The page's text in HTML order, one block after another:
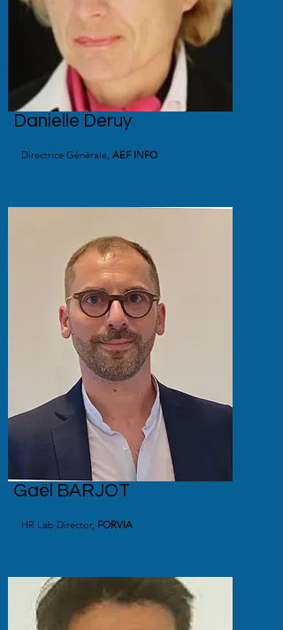
Directrice Générale, AEF INFO
Danielle Deruy
HR Lab Director, FORVIA
Gaël BARJOT